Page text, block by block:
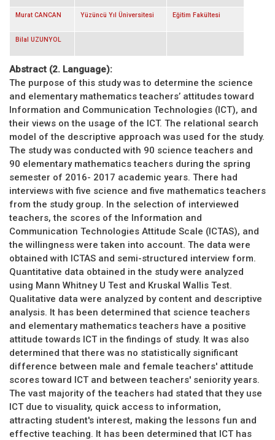
Murat CANCAN Yüzüncü Yıl Üniversitesi Eğitim Fakültesi
Bilal UZUNYOL
Abstract (2. Language):
The purpose of this study was to determine the science
and elementary mathematics teachers’ attitudes toward
Information and Communication Technologies (ICT), and
their views on the usage of the ICT. The relational search
model of the descriptive approach was used for the study.
The study was conducted with 90 science teachers and
90 elementary mathematics teachers during the spring
semester of 2016- 2017 academic years. There had
interviews with five science and five mathematics teachers
from the study group. In the selection of interviewed
teachers, the scores of the Information and
Communication Technologies Attitude Scale (ICTAS), and
the willingness were taken into account. The data were
obtained with ICTAS and semi-structured interview form.
Quantitative data obtained in the study were analyzed
using Mann Whitney U Test and Kruskal Wallis Test.
Qualitative data were analyzed by content and descriptive
analysis. It has been determined that science teachers
and elementary mathematics teachers have a positive
attitude towards ICT in the findings of study. It was also
determined that there was no statistically significant
difference between male and female teachers' attitude
scores toward ICT and between teachers' seniority years.
The vast majority of the teachers had stated that they use
ICT due to visuality, quick access to information,
attracting student's interest, making the lessons fun and
effective teaching. It has been determined that ICT has